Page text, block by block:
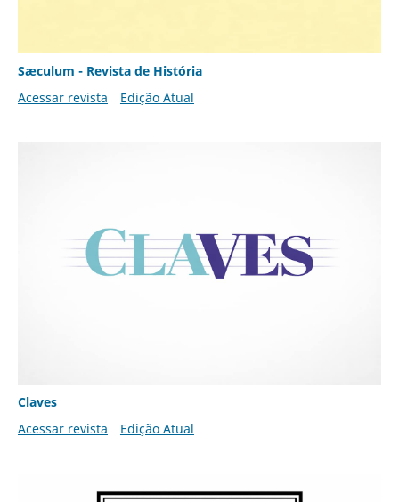
Sæculum - Revista de História
Acessar revista
Edição Atual
Claves
Acessar revista
Edição Atual